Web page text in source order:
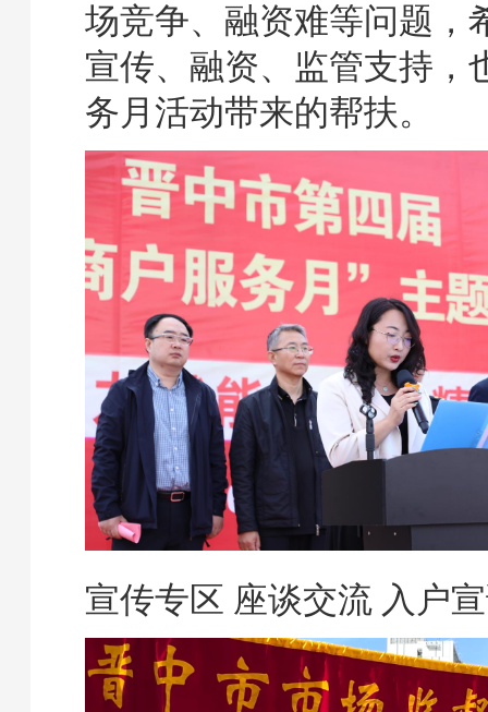
场竞争、融资难等问题，
宣传、融资、监管支持，
务月活动带来的帮扶。
宣传专区 座谈交流 入户